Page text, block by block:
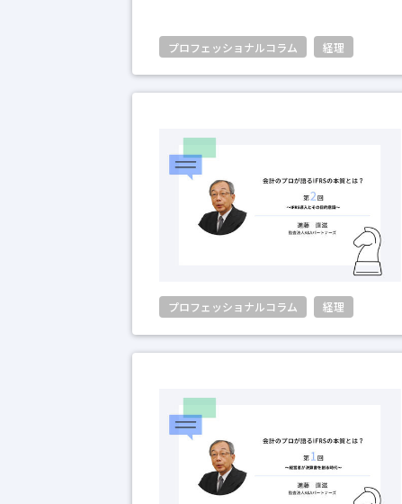
プロフェッショナルコラム 経理
プロフェッショナルコラム 経理